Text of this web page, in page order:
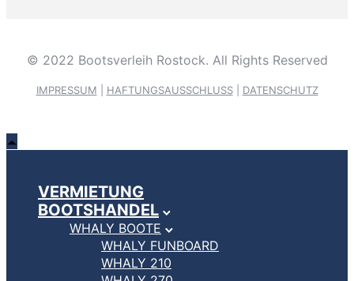
© 2022 Bootsverleih Rostock. All Rights Reserved
IMPRESSUM HAFTUNGSAUSSCHLUSS| DATENSCHUTZ
VERMIETUNG
BOOTSHANDEL
WHALY BOOTE
WHALY FUNBOARD
WHALY 210